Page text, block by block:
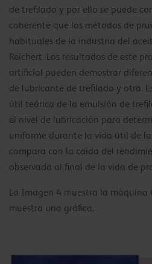
de trefilado y por ello se puede
coherente que los métodos de
habituales de la industria del
Reichert. Los resultados de este
artificial pueden demostrar
de lubricante de trefilado y otra.
útil teórica de la emulsión de
el nivel de lubricación para
uniforme durante la vida útil de la
compara con la caída del
observada al final de la vida de
La Imagen 4 muestra la máquina
muestra una gráfica.